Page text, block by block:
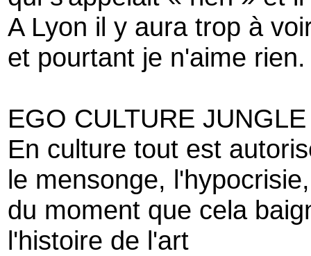
A Lyon il y aura trop à
et pourtant je n'aime rien.
EGO CULTURE JUNGLE
En culture tout est
le mensonge,
du moment que cela
l'histoire de l'art